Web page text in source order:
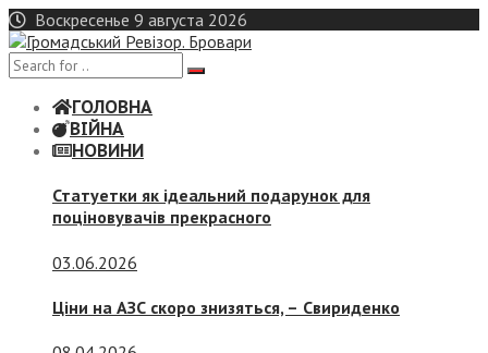
Skip
to
content
Воскресенье 9 августа 2026
ГОЛОВНА
ВІЙНА
НОВИНИ
Статуетки як ідеальний подарунок для
поціновувачів прекрасного
03.06.2026
Ціни на АЗС скоро знизяться, – Свириденко